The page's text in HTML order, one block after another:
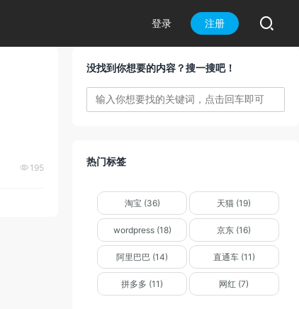

登录 注册
195
没找到你想要的内容？搜一搜吧！
热门标签
淘宝 (36) 天猫 (19)
wordpress (18) 京东 (16)
阿里巴巴 (14) 直通车 (11)
拼多多 (11) 网红 (7)